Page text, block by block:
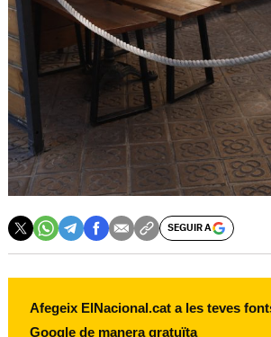
SEGUIR A
Afegeix ElNacional.cat a les teves
Google de manera gratuïta